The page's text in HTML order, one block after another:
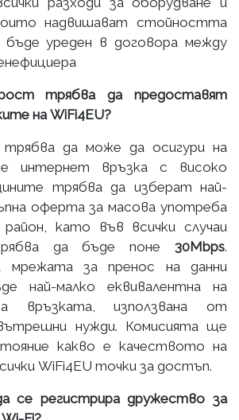
надвишават стойността
бъде уреден в договора между
трябва да предоставят
на WiFi4EU?
да може да осигури на
интернет връзка с високо
трябва да изберат най-
оферта за масова употреба
като във всички случаи
да бъде поне 30Mbps.
мрежата за пренос на данни
най-малко еквивалентна на
връзката, използвана от
нужди. Комисията ще
какво е качеството на
WiFi4EU точки за достъп.
се регистрира дружество за